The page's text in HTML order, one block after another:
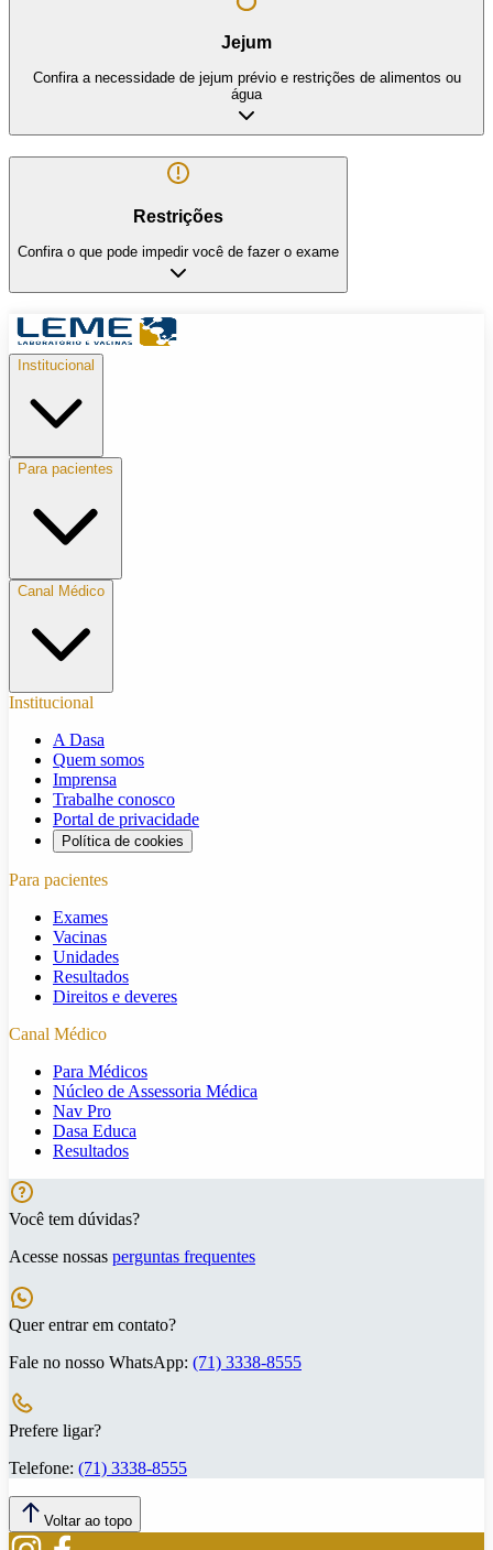
Jejum
Confira a necessidade de jejum prévio e restrições de alimentos ou
água
Restrições
Confira o que pode impedir você de fazer o exame
Institucional
Para pacientes
Canal Médico
Institucional
A Dasa
Quem somos
Imprensa
Trabalhe conosco
Portal de privacidade
Política de cookies
Para pacientes
Exames
Vacinas
Unidades
Resultados
Direitos e deveres
Canal Médico
Para Médicos
Núcleo de Assessoria Médica
Nav Pro
Dasa Educa
Resultados
Você tem dúvidas?
Acesse nossas perguntas frequentes
Quer entrar em contato?
Fale no nosso WhatsApp: (71) 3338-8555
Prefere ligar?
Telefone: (71) 3338-8555
Voltar ao topo